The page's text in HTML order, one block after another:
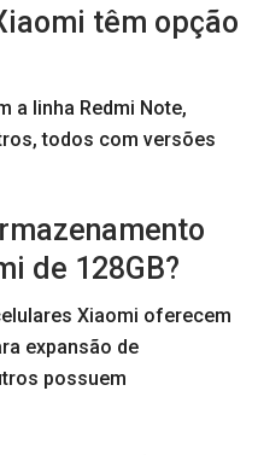
têm opção
a linha Redmi Note,
todos com versões
de 128GB?
Xiaomi oferecem
expansão de
possuem